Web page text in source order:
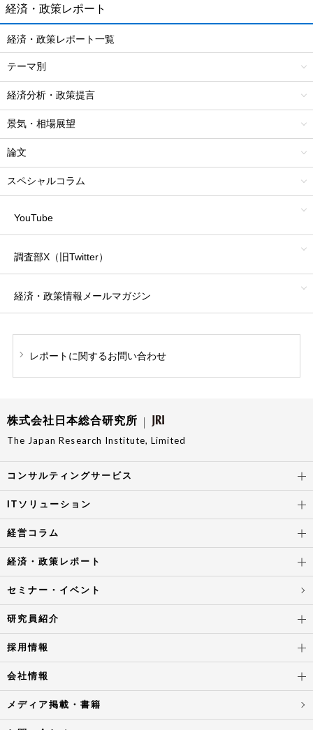
経済・政策レポート
経済・政策レポート一覧
テーマ別
経済分析・政策提言
景気・相場展望
論文
スペシャルコラム
YouTube
調査部X（旧Twitter）
経済・政策情報 メールマガジン
レポートに関するお問い合わせ
株式会社日本総合研究所
The Japan Research Institute, Limited
コンサルティングサービス
ITソリューション
経営コラム
経済・政策レポート
セミナー・イベント
研究員紹介
採用情報
会社情報
メディア掲載・書籍